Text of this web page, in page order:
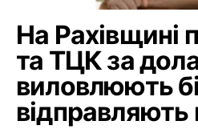
На Рахівщині
та ТЦК за
виловлюють